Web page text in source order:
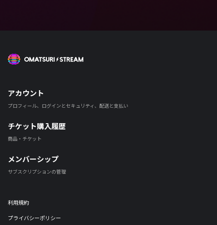
アカウント
プロフィール、ログインとセキュリティ、配送と支払い
チケット購入履歴
商品・チケット
メンバーシップ
サブスクリプションの管理
利用規約
プライバシーポリシー